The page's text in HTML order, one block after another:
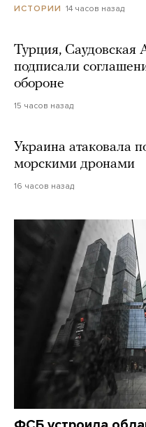
ИСТОРИИ 14 часов назад
Турция, Саудовская
подписали
обороне
15 часов назад
Украина атаковала
морскими дронами
16 часов назад